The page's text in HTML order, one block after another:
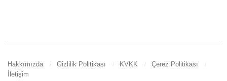
Hakkımızda Gizlilik Politikası KVKK
Çerez Politikası
İletişim